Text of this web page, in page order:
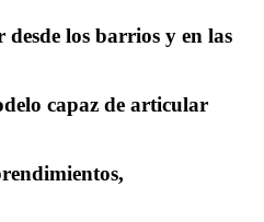
desde los barrios y en las
capaz de articular